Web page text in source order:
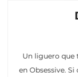
Un liguero que
en Obsessive.